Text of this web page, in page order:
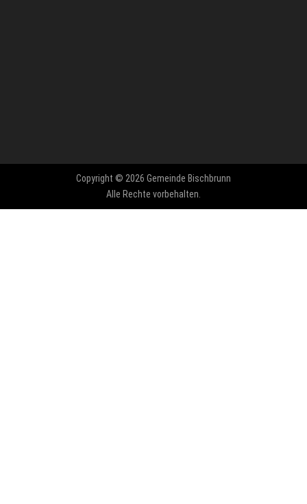
Copyright © 2026 Gemeinde Bischbrunn
Alle Rechte vorbehalten.